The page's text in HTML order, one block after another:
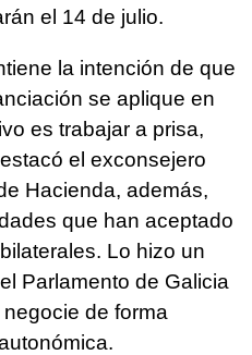
el 14 de julio.
la intención de que
se aplique en
es trabajar a prisa,
el exconsejero
Hacienda, además,
que han aceptado
Lo hizo un
Parlamento de Galicia
de forma